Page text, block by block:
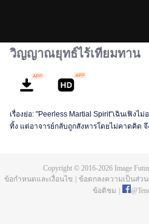
วิญญาณยุทธ์ไร้เทียมทาน
เรื่องย่อ: "Peerless Martial Spirit"เฉินเฟิงไ
ทิ้ง แต่อาจารย์กลับถูกสังหารโดยไม่คาดคิด จึ
Copyright © 2016-2026Image
ข้อกำหนดและเงื่อนไข
ข้อตกลงความเป็นส่ว
ข้อติชม
@